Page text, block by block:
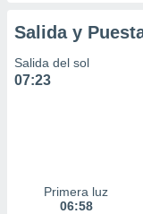
Salida y
Salida del sol
07:23
Primera luz
06:58